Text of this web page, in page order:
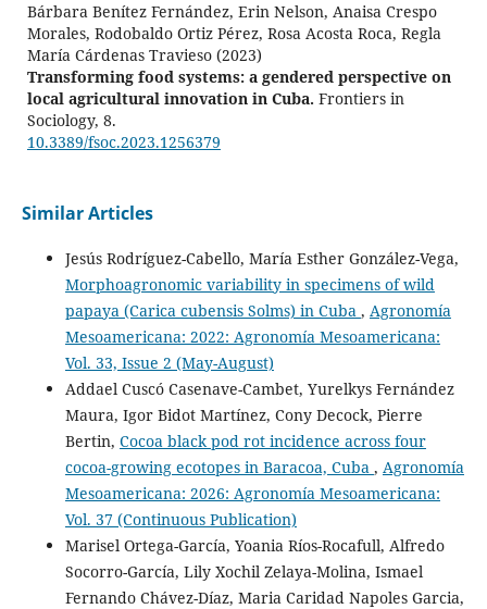
Bárbara Benítez Fernández, Erin Nelson, Anaisa Crespo
Morales, Rodobaldo Ortiz Pérez, Rosa Acosta Roca, Regla
María Cárdenas Travieso (2023)
Transforming food systems: a gendered perspective on
local agricultural innovation in Cuba. Frontiers in
Sociology, 8.
10.3389/fsoc.2023.1256379
Similar Articles
Jesús Rodríguez-Cabello, María Esther González-Vega,
Morphoagronomic variability in specimens of wild
papaya (Carica cubensis Solms) in Cuba , Agronomía
Mesoamericana: 2022: Agronomía Mesoamericana:
Vol. 33, Issue 2 (May-August)
Addael Cuscó Casenave-Cambet, Yurelkys Fernández
Maura, Igor Bidot Martínez, Cony Decock, Pierre
Bertin, Cocoa black pod rot incidence across four
cocoa-growing ecotopes in Baracoa, Cuba , Agronomía
Mesoamericana: 2026: Agronomía Mesoamericana:
Vol. 37 (Continuous Publication)
Marisel Ortega-García, Yoania Ríos-Rocafull, Alfredo
Socorro-García, Lily Xochil Zelaya-Molina, Ismael
Fernando Chávez-Díaz, Maria Caridad Napoles Garcia,